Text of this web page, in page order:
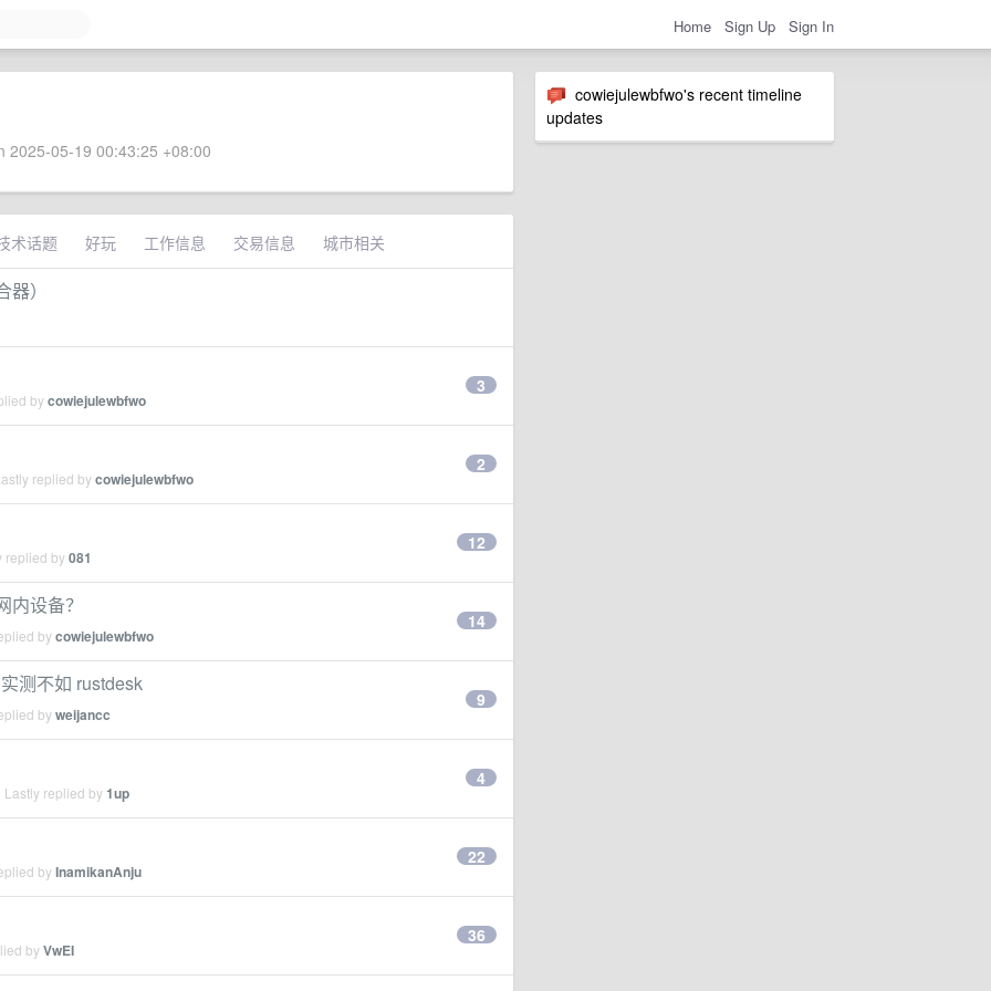
Home Sign Up Sign In
cowiejulewbfwo's recent timeline
updates
2025-05-19 00:43:25 +08:00
术话题 好玩 工作信息 交易信息 城市相关
）
bycowiejulewbfwo
3
replied bycowiejulewbfwo
2
by081
12
设备？
bycowiejulewbfwo
14
测不如 rustdesk
byweijancc
9
replied by1up
4
byInamikanAnju
22
byVwEI
36